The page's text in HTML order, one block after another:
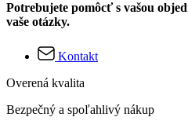
Potrebujete pomôcť s vašou
vaše otázky.
Kontakt
Overená kvalita
Bezpečný a spoľahlivý nákup